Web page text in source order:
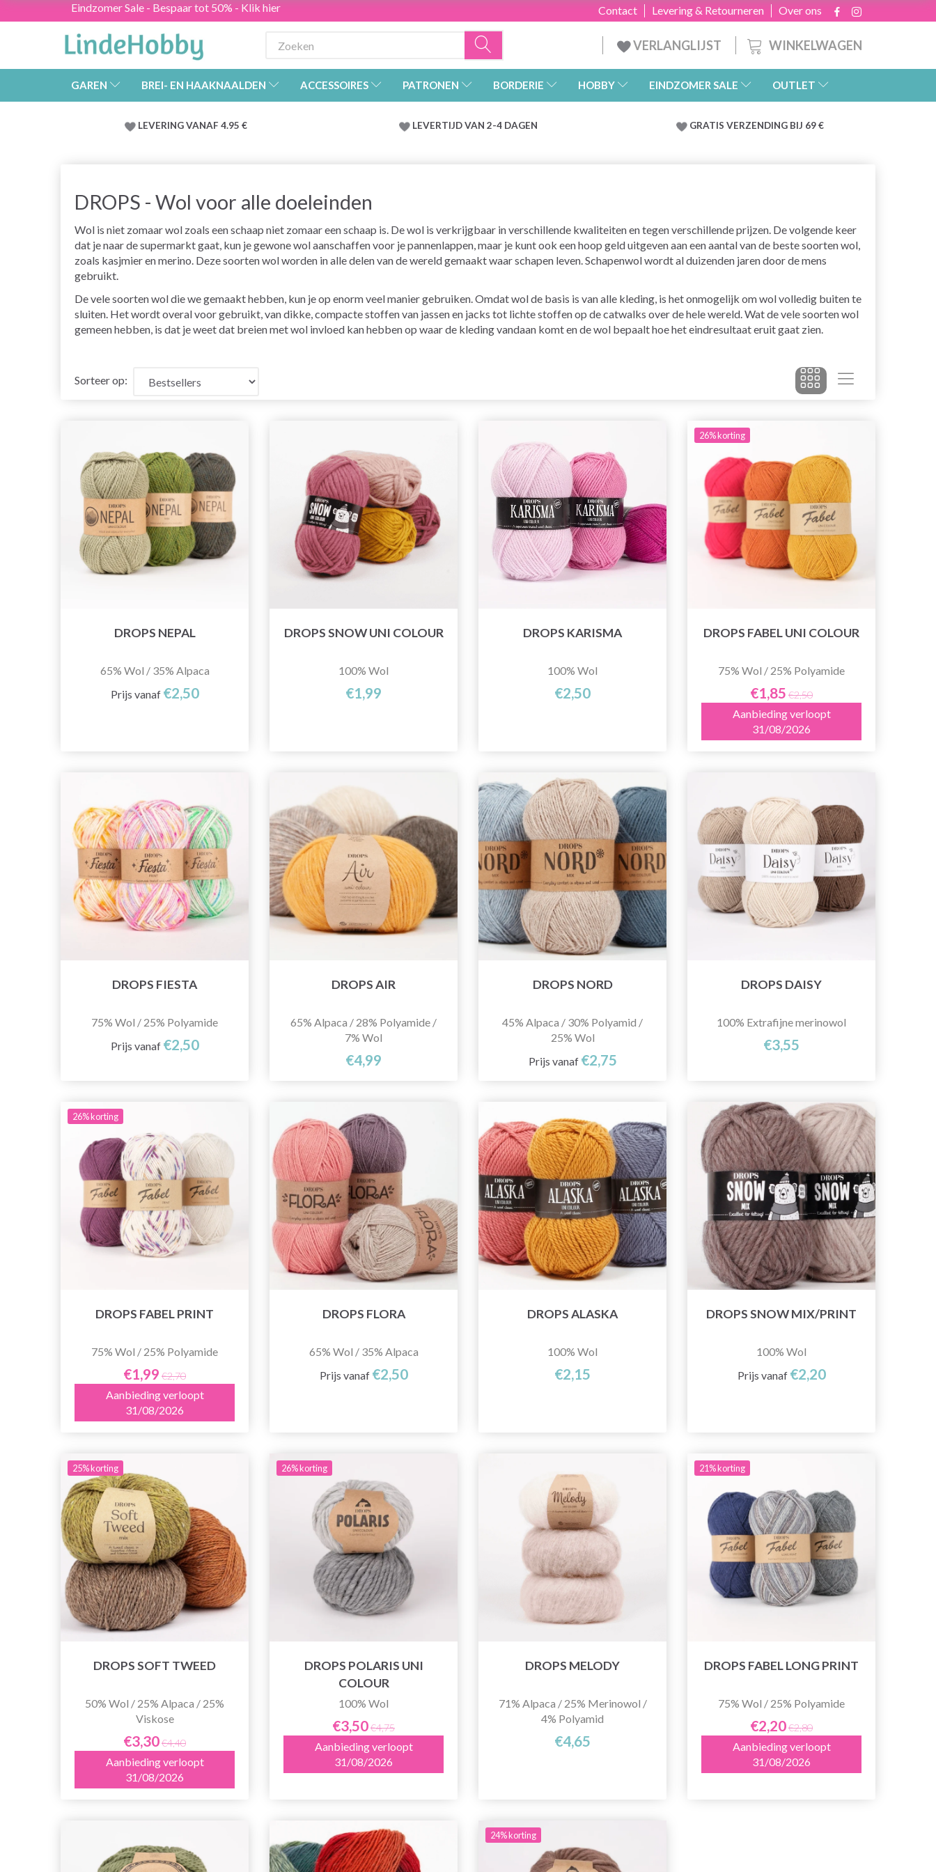
Eindzomer Sale - Bespaar tot 50% - Klik hier Over ons
Levering & Retourneren
Contact
WINKELWAGEN
VERLANGLIJST
GAREN BREI- EN HAAKNAALDEN ACCESSOIRES PATRONEN BORDERIE HOBBY EINDZOMER SALE OUTLET
LEVERING VANAF 4.95 € LEVERTIJD VAN 2-4 DAGEN GRATIS VERZENDING BIJ 69 €
DROPS - Wol voor alle doeleinden
Wol is niet zomaar wol zoals een schaap niet zomaar een schaap is. De wol is verkrijgbaar in verschillende kwaliteiten en tegen verschillende prijzen. De volgende keer
dat je naar de supermarkt gaat, kun je gewone wol aanschaffen voor je pannenlappen, maar je kunt ook een hoop geld uitgeven aan een aantal van de beste soorten wol,
zoals kasjmier en merino. Deze soorten wol worden in alle delen van de wereld gemaakt waar schapen leven. Schapenwol wordt al duizenden jaren door de mens
gebruikt.
De vele soorten wol die we gemaakt hebben, kun je op enorm veel manier gebruiken. Omdat wol de basis is van alle kleding, is het onmogelijk om wol volledig buiten te
sluiten. Het wordt overal voor gebruikt, van dikke, compacte stoffen van jassen en jacks tot lichte stoffen op de catwalks over de hele wereld. Wat de vele soorten wol
gemeen hebben, is dat je weet dat breien met wol invloed kan hebben op waar de kleding vandaan komt en de wol bepaalt hoe het eindresultaat eruit gaat zien.
Sorteer op:
DROPS NEPAL
65% Wol / 35% Alpaca
Prijs vanaf €2,50
DROPS SNOW UNI COLOUR
100% Wol
€1,99
DROPS KARISMA
100% Wol
€2,50
26% korting
DROPS FABEL UNI COLOUR
75% Wol / 25% Polyamide
€1,85 €2,50
Aanbieding verloopt
31/08/2026
DROPS FIESTA
75% Wol / 25% Polyamide
Prijs vanaf €2,50
DROPS AIR
65% Alpaca / 28% Polyamide /
7% Wol
€4,99
DROPS NORD
45% Alpaca / 30% Polyamid /
25% Wol
Prijs vanaf €2,75
DROPS DAISY
100% Extrafijne merinowol
€3,55
26% korting
DROPS FABEL PRINT
75% Wol / 25% Polyamide
€1,99 €2,70
Aanbieding verloopt
31/08/2026
DROPS FLORA
65% Wol / 35% Alpaca
Prijs vanaf €2,50
DROPS ALASKA
100% Wol
€2,15
DROPS SNOW MIX/PRINT
100% Wol
Prijs vanaf €2,20
25% korting
DROPS SOFT TWEED
50% Wol / 25% Alpaca / 25%
Viskose
€3,30€4,40
Aanbieding verloopt
31/08/2026
26% korting
DROPS POLARIS UNI
COLOUR
100% Wol
€3,50€4,75
Aanbieding verloopt
31/08/2026
DROPS MELODY
71% Alpaca / 25% Merinowol /
4% Polyamid
€4,65
21% korting
DROPS FABEL LONG PRINT
75% Wol / 25% Polyamide
€2,20€2,80
Aanbieding verloopt
31/08/2026
24% korting